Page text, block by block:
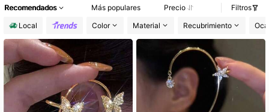
Recomendados Más populares Precio
Filtros
Local
Color Material Recubrimiento